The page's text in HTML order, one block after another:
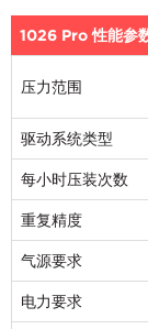
1026 Pro 性能参
压力范围
驱动系统类型
每小时压装次数
重复精度
气源要求
电力要求